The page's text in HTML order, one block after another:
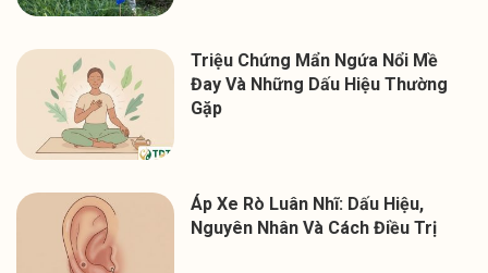
Triệu Chứng Mẩn Ngứa Nổi Mề
Đay Và Những Dấu Hiệu Thường
Gặp
Áp Xe Rò Luân Nhĩ: Dấu Hiệu,
Nguyên Nhân Và Cách Điều Trị